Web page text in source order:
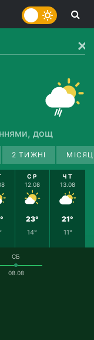
дощ
2 ТИЖНІ
СР
12.08
23°
14°
ЧТ
13.08
21°
11°
СБ
08.08